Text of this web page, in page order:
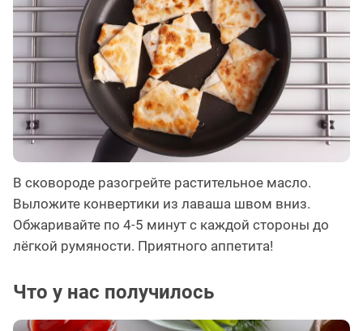
В сковороде разогрейте растительное масло.
Выложите конвертики из лаваша швом вниз.
Обжаривайте по 4-5 минут с каждой стороны до
лёгкой румяности. Приятного аппетита!
Что у нас получилось